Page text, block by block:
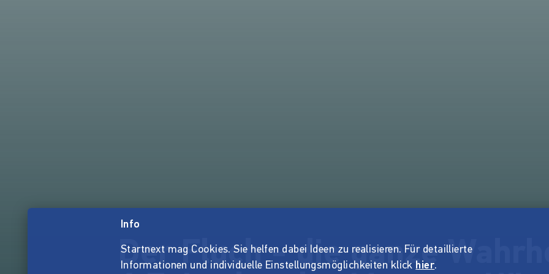
Der Fluch - die ganze
Info
Startnext mag Cookies. Sie helfen dabei Ideen zu realisieren. Für detaillierte
Informationen und individuelle Einstellungsmöglichkeiten klick hier.